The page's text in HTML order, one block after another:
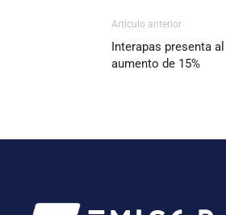
Artículo anterior
Interapas presenta
aumento de 15%